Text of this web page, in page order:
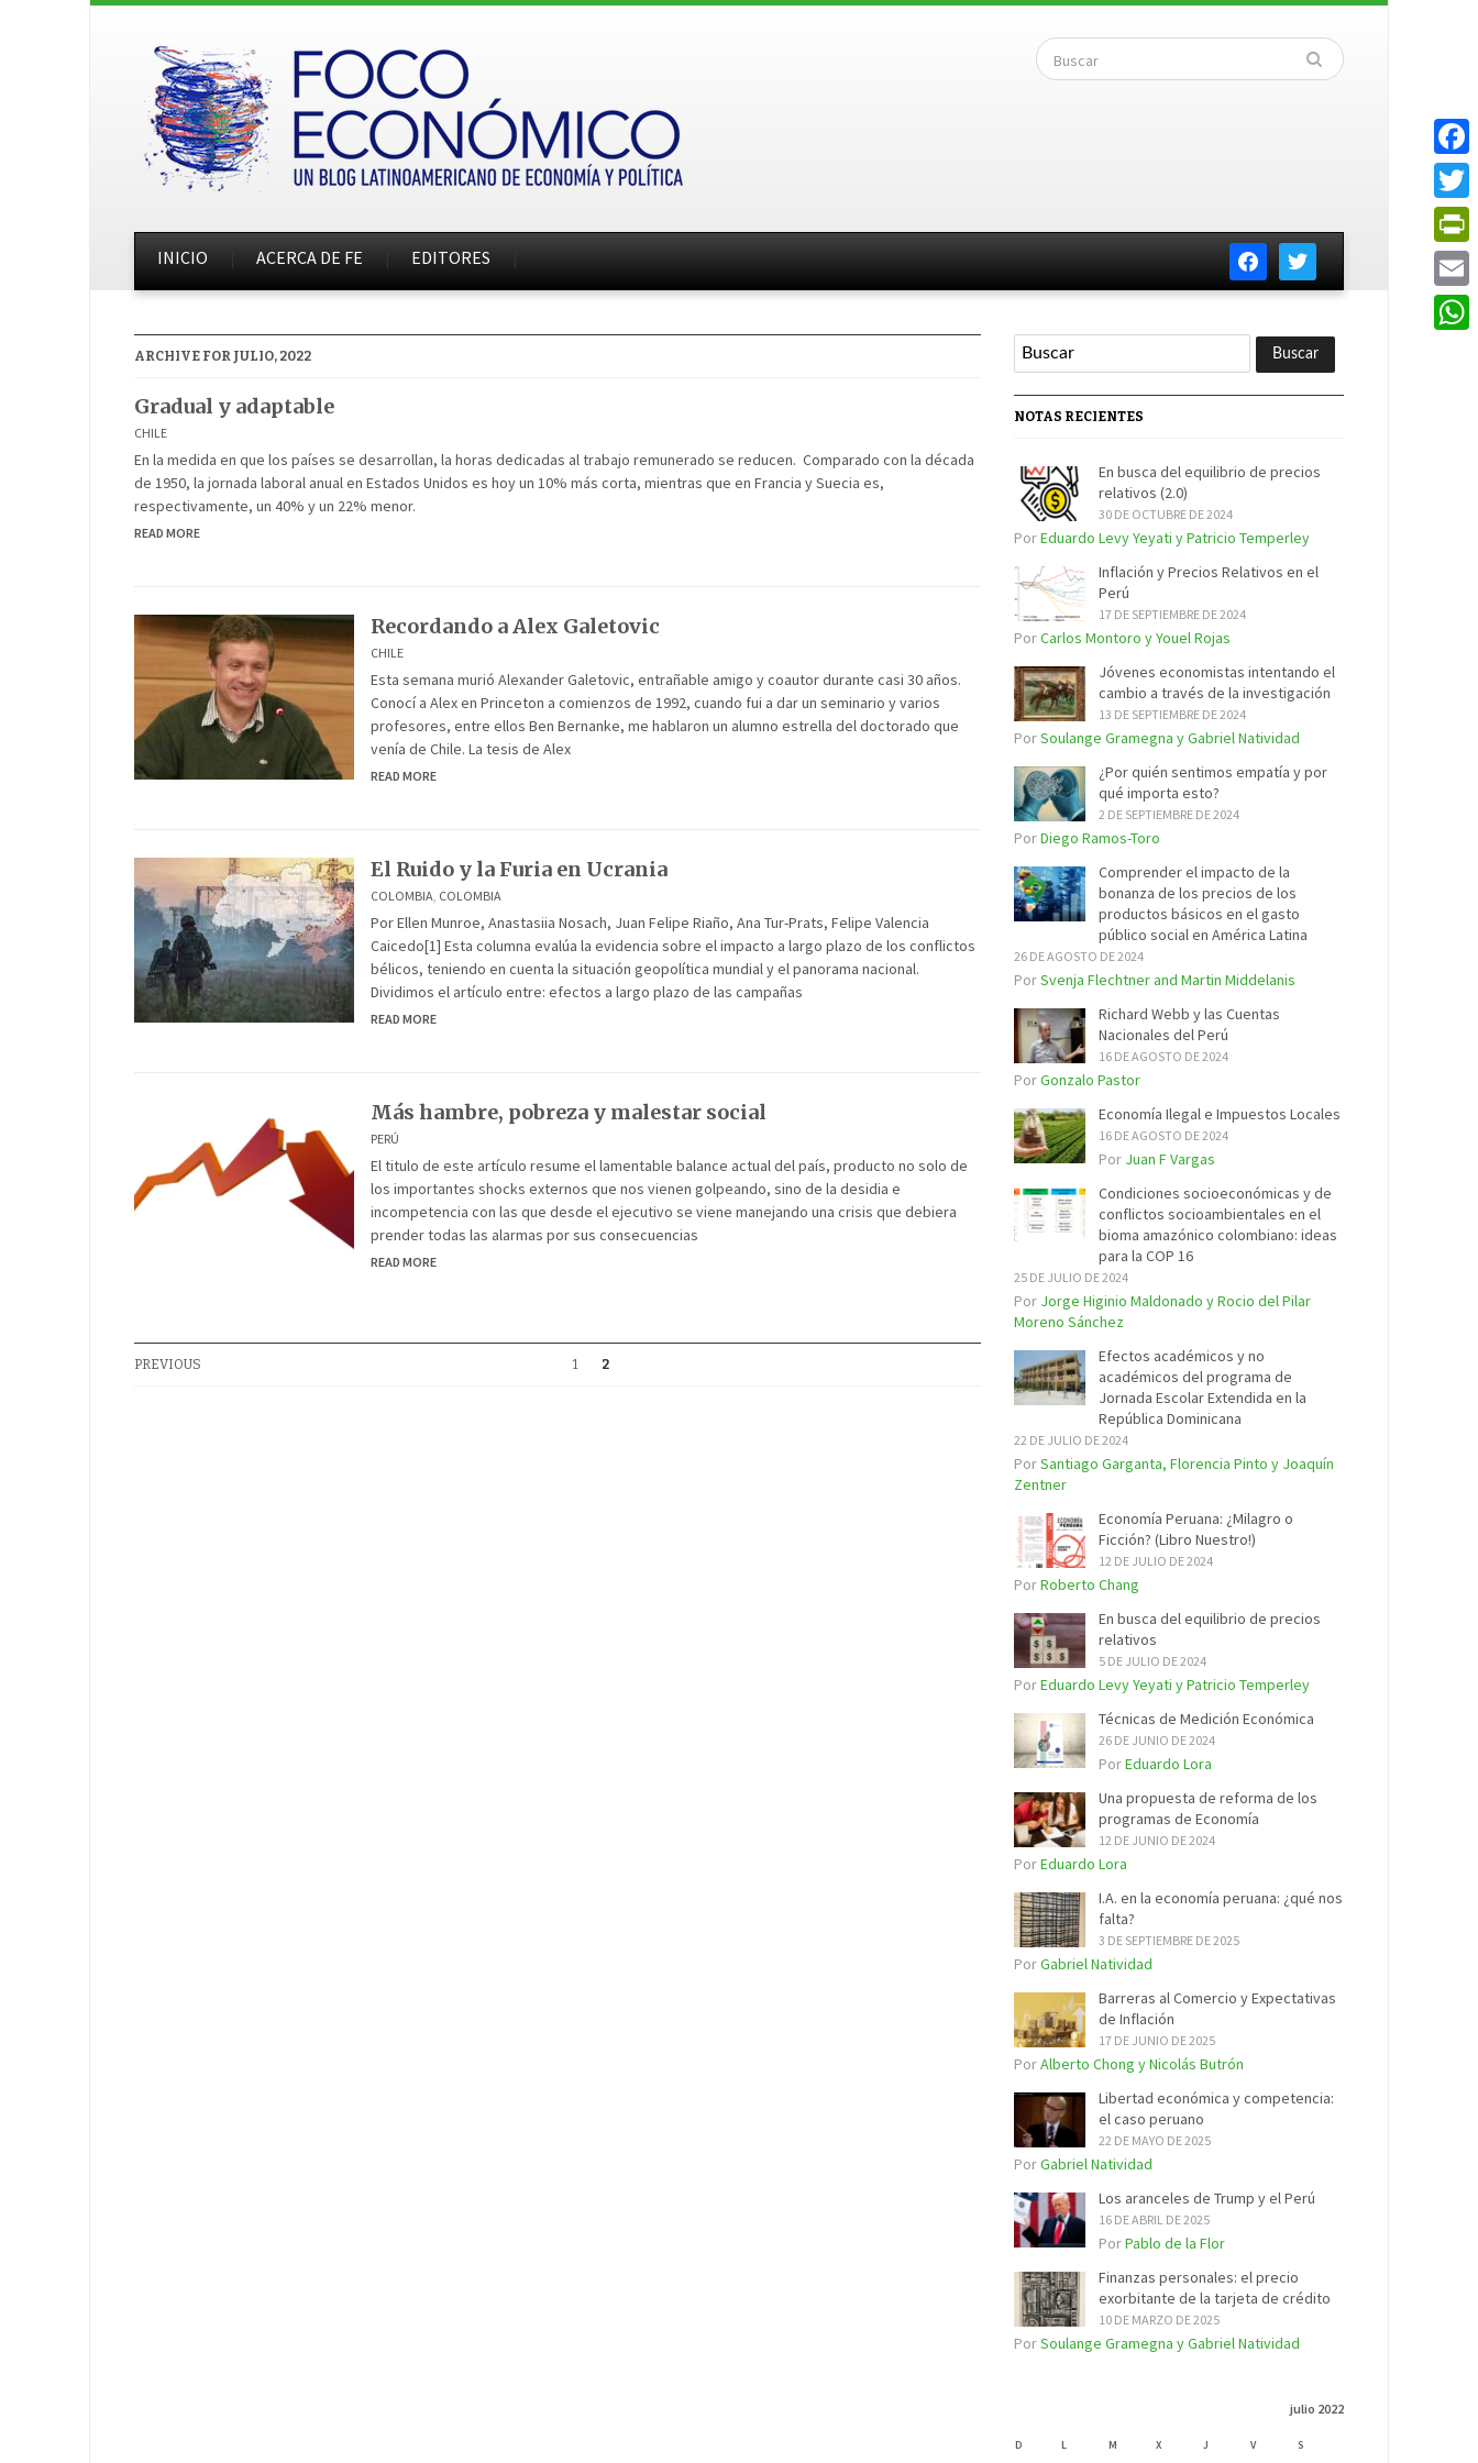
facebooktwitter
INICIO ACERCA DE FE EDITORES
ARCHIVE FOR JULIO, 2022
Gradual y adaptable
CHILE
En la medida en que los países se desarrollan, la horas dedicadas al trabajo remunerado se reducen. Comparado con la década
de 1950, la jornada laboral anual en Estados Unidos es hoy un 10% más corta, mientras que en Francia y Suecia es,
respectivamente, un 40% y un 22% menor.
READ MORE
Recordando a Alex Galetovic
CHILE
Esta semana murió Alexander Galetovic, entrañable amigo y coautor durante casi 30 años.
Conocí a Alex en Princeton a comienzos de 1992, cuando fui a dar un seminario y varios
profesores, entre ellos Ben Bernanke, me hablaron un alumno estrella del doctorado que
venía de Chile. La tesis de Alex
READ MORE
El Ruido y la Furia en Ucrania
COLOMBIA, COLOMBIA
Por Ellen Munroe, Anastasiia Nosach, Juan Felipe Riaño, Ana Tur-Prats, Felipe Valencia
Caicedo[1] Esta columna evalúa la evidencia sobre el impacto a largo plazo de los conflictos
bélicos, teniendo en cuenta la situación geopolítica mundial y el panorama nacional.
Dividimos el artículo entre: efectos a largo plazo de las campañas
READ MORE
Más hambre, pobreza y malestar social
PERÚ
El titulo de este artículo resume el lamentable balance actual del país, producto no solo de
los importantes shocks externos que nos vienen golpeando, sino de la desidia e
incompetencia con las que desde el ejecutivo se viene manejando una crisis que debiera
prender todas las alarmas por sus consecuencias
READ MORE
PREVIOUS 1 2
NOTAS RECIENTES
En busca del equilibrio de precios
relativos (2.0)
30 DE OCTUBRE DE 2024
PorEduardo Levy Yeyati y Patricio Temperley
Inflación y Precios Relativos en el
Perú
17 DE SEPTIEMBRE DE 2024
PorCarlos Montoro y Youel Rojas
Jóvenes economistas intentando el
cambio a través de la investigación
13 DE SEPTIEMBRE DE 2024
PorSoulange Gramegna y Gabriel Natividad
¿Por quién sentimos empatía y por
qué importa esto?
2 DE SEPTIEMBRE DE 2024
PorDiego Ramos-Toro
Comprender el impacto de la
bonanza de los precios de los
productos básicos en el gasto
público social en América Latina
26 DE AGOSTO DE 2024
PorSvenja Flechtner and Martin Middelanis
Richard Webb y las Cuentas
Nacionales del Perú
16 DE AGOSTO DE 2024
PorGonzalo Pastor
Economía Ilegal e Impuestos Locales
16 DE AGOSTO DE 2024
Por Juan F Vargas
Condiciones socioeconómicas y de
conflictos socioambientales en el
bioma amazónico colombiano: ideas
para la COP 16
25 DE JULIO DE 2024
Por Jorge Higinio Maldonado y Rocio del Pilar
Moreno Sánchez
Efectos académicos y no
académicos del programa de
Jornada Escolar Extendida en la
República Dominicana
22 DE JULIO DE 2024
PorSantiago Garganta, Florencia Pinto y Joaquín
Zentner
Economía Peruana: ¿Milagro o
Ficción? (Libro Nuestro!)
12 DE JULIO DE 2024
PorRoberto Chang
En busca del equilibrio de precios
relativos
5 DE JULIO DE 2024
PorEduardo Levy Yeyati y Patricio Temperley
Técnicas de Medición Económica
26 DE JUNIO DE 2024
PorEduardo Lora
Una propuesta de reforma de los
programas de Economía
12 DE JUNIO DE 2024
PorEduardo Lora
I.A. en la economía peruana: ¿qué nos
falta?
3 DE SEPTIEMBRE DE 2025
PorGabriel Natividad
Barreras al Comercio y Expectativas
de Inflación
17 DE JUNIO DE 2025
PorAlberto Chong y Nicolás Butrón
Libertad económica y competencia:
el caso peruano
22 DE MAYO DE 2025
PorGabriel Natividad
Los aranceles de Trump y el Perú
16 DE ABRIL DE 2025
PorPablo de la Flor
Finanzas personales: el precio
exorbitante de la tarjeta de crédito
10 DE MARZO DE 2025
PorSoulange Gramegna y Gabriel Natividad
julio 2022
D L M X J V S
Email